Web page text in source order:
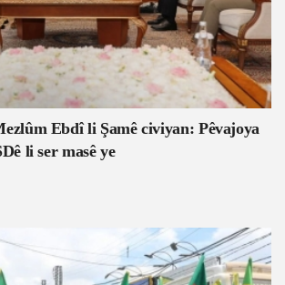
Ebdî li Şamê civiyan: Pêvajoya
li ser masê ye